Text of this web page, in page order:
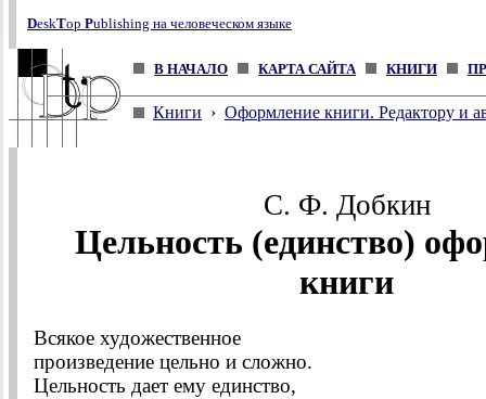
DeskTop Publishing на человеческом языке
В НАЧАЛО КАРТА САЙТА КНИГИ
Книги › Оформление книги. Редактору и
С. Ф. Добкин
Цельность (единство)
книги
Всякое художественное
произведение цельно и сложно.
Цельность дает ему единство,